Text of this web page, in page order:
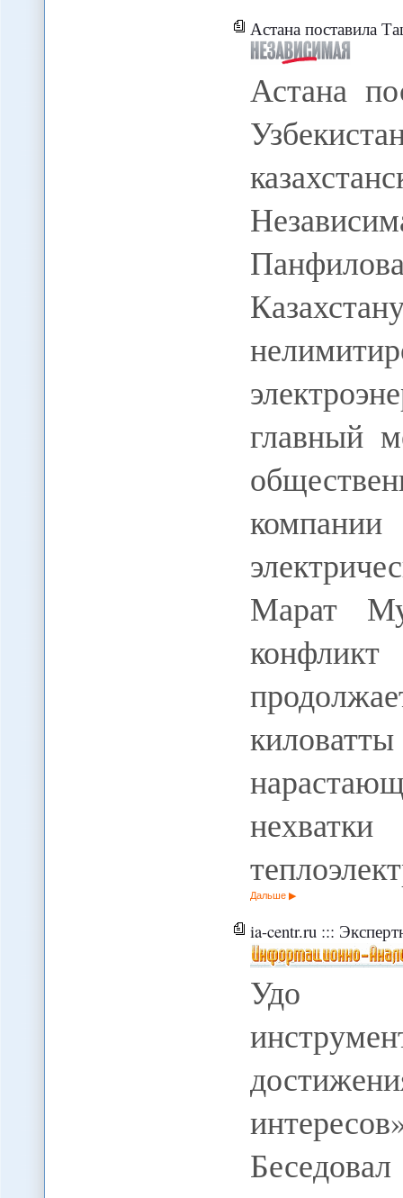
Астана поставила Ташкент
Астана
главный
Марат
Дальше
ia-centr.ru ::: Экспертная оценка ::
Удо